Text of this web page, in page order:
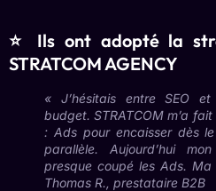
⭐ Ils ont adopté la
STRATCOM AGENCY
« J’hésitais entre SEO
budget. STRATCOM m’a
: Ads pour encaisser dès
parallèle. Aujourd’hui
presque coupé les Ads.
Thomas R., prestataire B2B